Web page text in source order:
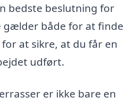
bedste beslutning for
gælder både for at finde
at sikre, at du får en
udført.
er ikke bare en